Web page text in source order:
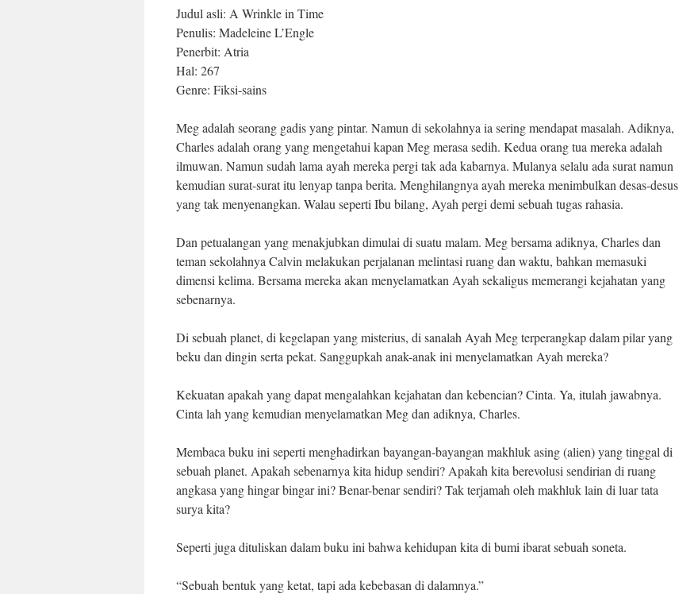
Judul asli: A Wrinkle in Time
Penulis: Madeleine L’Engle
Penerbit: Atria
Hal: 267
Genre: Fiksi-sains
Meg adalah seorang gadis yang pintar. Namun di sekolahnya ia sering mendapat masalah. Adiknya,
Charles adalah orang yang mengetahui kapan Meg merasa sedih. Kedua orang tua mereka adalah
ilmuwan. Namun sudah lama ayah mereka pergi tak ada kabarnya. Mulanya selalu ada surat namun
kemudian surat-surat itu lenyap tanpa berita. Menghilangnya ayah mereka menimbulkan desas-desus
yang tak menyenangkan. Walau seperti Ibu bilang, Ayah pergi demi sebuah tugas rahasia.
Dan petualangan yang menakjubkan dimulai di suatu malam. Meg bersama adiknya, Charles dan
teman sekolahnya Calvin melakukan perjalanan melintasi ruang dan waktu, bahkan memasuki
dimensi kelima. Bersama mereka akan menyelamatkan Ayah sekaligus memerangi kejahatan yang
sebenarnya.
Di sebuah planet, di kegelapan yang misterius, di sanalah Ayah Meg terperangkap dalam pilar yang
beku dan dingin serta pekat. Sanggupkah anak-anak ini menyelamatkan Ayah mereka?
Kekuatan apakah yang dapat mengalahkan kejahatan dan kebencian? Cinta. Ya, itulah jawabnya.
Cinta lah yang kemudian menyelamatkan Meg dan adiknya, Charles.
Membaca buku ini seperti menghadirkan bayangan-bayangan makhluk asing (alien) yang tinggal di
sebuah planet. Apakah sebenarnya kita hidup sendiri? Apakah kita berevolusi sendirian di ruang
angkasa yang hingar bingar ini? Benar-benar sendiri? Tak terjamah oleh makhluk lain di luar tata
surya kita?
Seperti juga dituliskan dalam buku ini bahwa kehidupan kita di bumi ibarat sebuah soneta.
“Sebuah bentuk yang ketat, tapi ada kebebasan di dalamnya.”